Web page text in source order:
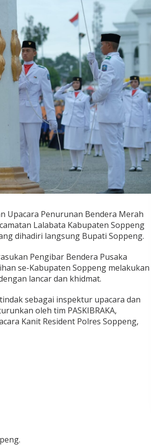
Upacara Penurunan Bendera Merah
Lalabata Kabupaten Soppeng
dihadiri langsung Bupati Soppeng.
Pengibar Bendera Pusaka
se-Kabupaten Soppeng melakukan
lancar dan khidmat.
sebagai inspektur upacara dan
oleh tim PASKIBRAKA,
Kanit Resident Polres Soppeng,